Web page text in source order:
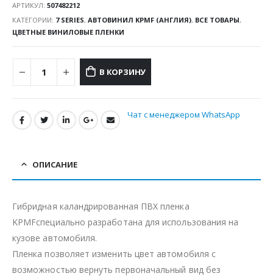
АРТИКУЛ: 507482212
КАТЕГОРИИ: 7 SERIES, АВТОВИНИЛ KPMF (АНГЛИЯ), ВСЕ ТОВАРЫ,
ЦВЕТНЫЕ ВИНИЛОВЫЕ ПЛЕНКИ
В КОРЗИНУ
Чат с менеджером WhatsApp
ОПИСАНИЕ
Гибридная каландрированная ПВХ пленка
KPMFспециально разработана для использования на
кузове автомобиля.
Пленка позволяет изменить цвет автомобиля с
возможностью вернуть первоначальный вид без